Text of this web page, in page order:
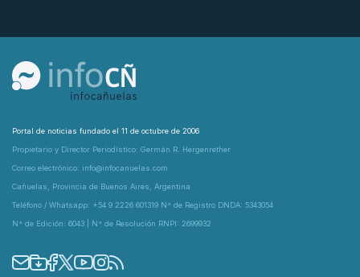
Portal de noticias fundado el 11 de octubre de 2006
Propietario y Director Periodístico: Germán R. Hergenrether
Correo electrónico: info@infocanuelas.com
Cañuelas, Provincia de Buenos Aires, Argentina
Teléfono / Whatsapp: +54 9 2226 601319 N° de Registro DNDA: 5343054
N° de Edición: 6043 | N° de Resolución RNPI: 2699932